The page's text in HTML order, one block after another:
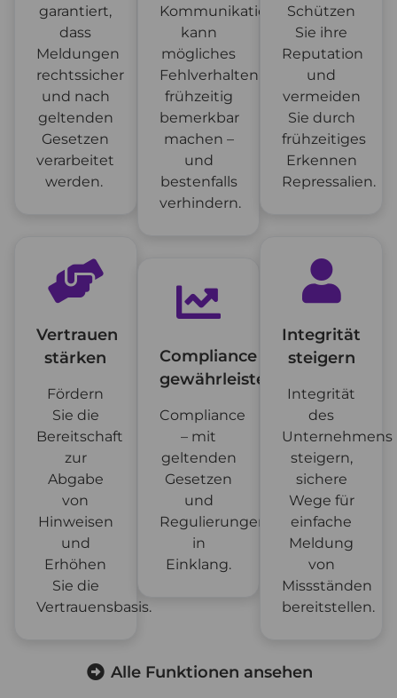
garantiert,
dass
Meldungen
rechtssicher
und nach
geltenden
Gesetzen
verarbeitet
werden.
Vertrauen
stärken
Fördern
Sie die
Bereitschaft
zur
Abgabe
von
Hinweisen
und
Erhöhen
Sie die
Vertrauensbasis.
Kommunikation
kann
mögliches
Fehlverhalten
frühzeitig
bemerkbar
machen –
und
bestenfalls
verhindern.
Compliance
gewährleisten
Compliance
– mit
geltenden
Gesetzen
und
Regulierungen
in
Einklang.
Schützen
Sie ihre
Reputation
und
vermeiden
Sie durch
frühzeitiges
Erkennen
Repressalien.
Integrität
steigern
Integrität
des
Unternehmens
steigern,
sichere
Wege für
einfache
Meldung
von
Missständen
bereitstellen.
Alle Funktionen ansehen